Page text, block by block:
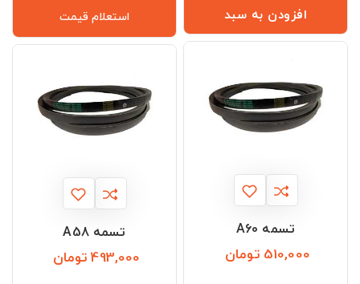
استعلام قیمت
تسمه A58
493,000 تومان
افزودن به سبد
تسمه A60
510,000 تومان